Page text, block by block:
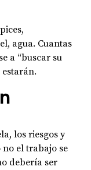
agua. Cuantas
a “buscar su
los riesgos y
no el trabajo se
debería ser